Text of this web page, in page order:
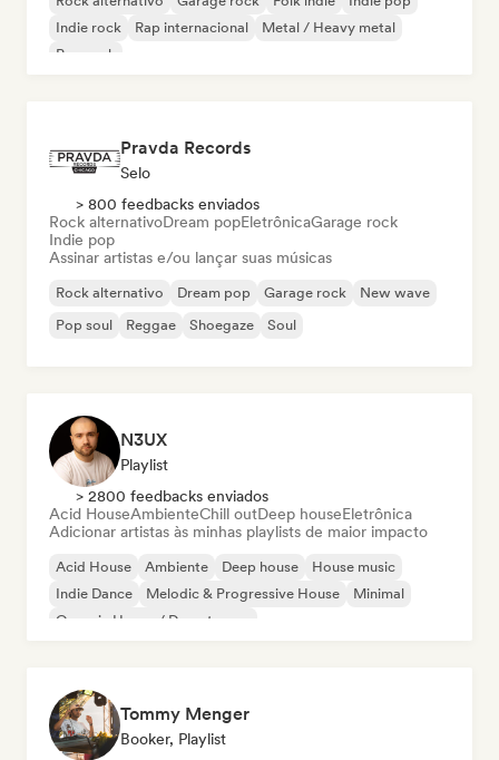
Indie rock
Rap internacional
Metal / Heavy metal
Pop rock
Pravda Records
Selo
> 800 feedbacks enviados
Rock alternativoDream popEletrônicaGarage rock
Indie pop
Assinar artistas e/ou lançar suas músicas
Rock alternativo Dream pop Garage rock
New wave
Pop soul
Reggae Shoegaze Soul
N3UX
Playlist
> 2800 feedbacks enviados
Acid HouseAmbienteChill outDeep houseEletrônica
Adicionar artistas às minhas playlists de maior impacto
Acid House Ambiente Deep house
House music
Indie Dance
Melodic & Progressive House
Minimal
Organic House / Downtempo
Tommy Menger
Booker, Playlist